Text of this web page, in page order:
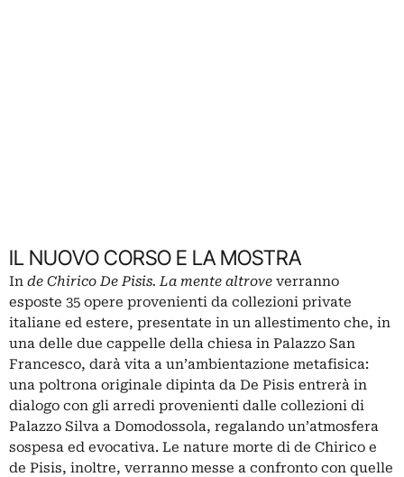
IL NUOVO CORSO E LA MOSTRA
In de Chirico De Pisis. La mente altrove verranno
esposte 35 opere provenienti da collezioni private
italiane ed estere, presentate in un allestimento che, in
una delle due cappelle della chiesa in Palazzo San
Francesco, darà vita a un’ambientazione metafisica:
una poltrona originale dipinta da De Pisis entrerà in
dialogo con gli arredi provenienti dalle collezioni di
Palazzo Silva a Domodossola, regalando un’atmosfera
sospesa ed evocativa. Le nature morte di de Chirico e
de Pisis, inoltre, verranno messe a confronto con quelle